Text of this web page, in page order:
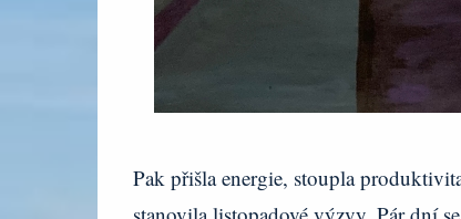
Pak přišla energie, stoupla